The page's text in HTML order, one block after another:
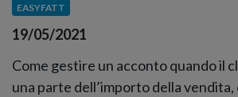
EASYFATT
19/05/2021
Come gestire un acconto quando il
una parte dell’importo della